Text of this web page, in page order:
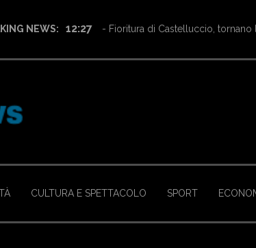
NEWS: 12:27 - Fioritura di Castelluccio, tornano
CULTURA E SPETTACOLO SPORT